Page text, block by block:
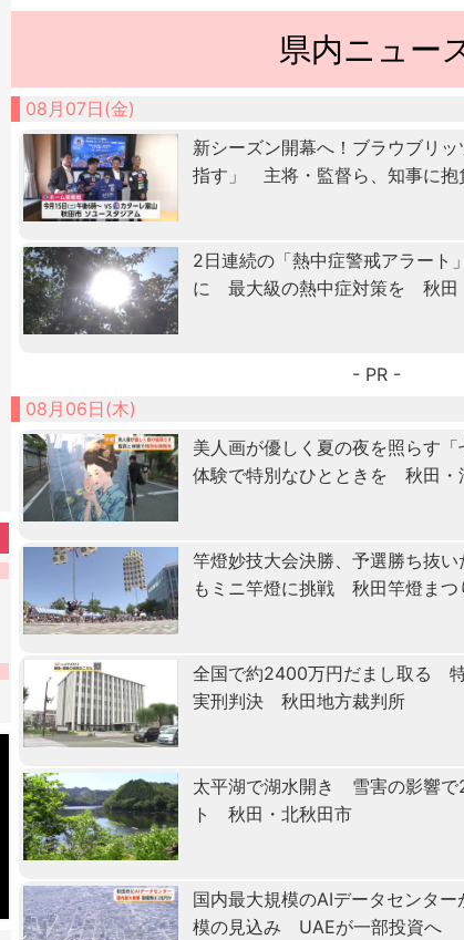
県内ニュー
08月07日(金)
新シーズン開幕へ！ブラウブリ
指す」 主将・監督ら、知事に
2日連続の「熱中症警戒アラー
に 最大級の熱中症対策を 秋田
- PR -
08月06日(木)
美人画が優しく夏の夜を照らす
体験で特別なひとときを 秋田・
竿燈妙技大会決勝、予選勝ち抜
もミニ竿燈に挑戦 秋田竿燈まつ
全国で約2400万円だまし取る
実刑判決 秋田地方裁判所
太平湖で湖水開き 雪害の影響で
ト 秋田・北秋田市
国内最大規模のAIデータセンタ
模の見込み UAEが一部投資へ